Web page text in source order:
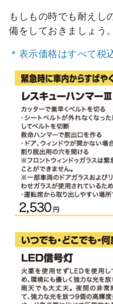
もしもの時でも耐えし
備をしておきましょう。
＊表示価格はすべて税